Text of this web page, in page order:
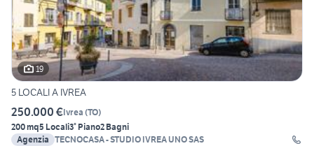
19
5 LOCALI A IVREA
250.000 €Ivrea (TO)
200 mq5 Locali3° Piano2 Bagni
Agenzia TECNOCASA - STUDIO IVREA UNO SAS